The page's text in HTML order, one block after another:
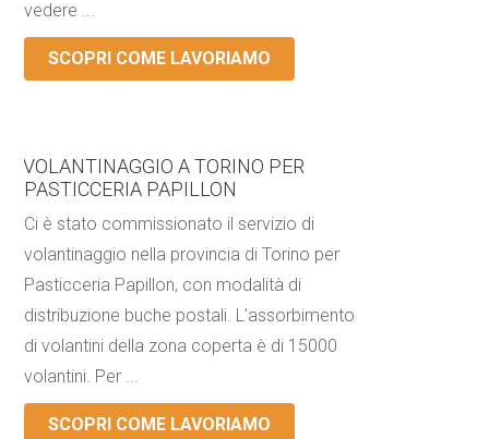
vedere ...
SCOPRI COME LAVORIAMO
VOLANTINAGGIO A TORINO PER
PASTICCERIA PAPILLON
Ci è stato commissionato il servizio di
volantinaggio nella provincia di Torino per
Pasticceria Papillon, con modalità di
distribuzione buche postali. L’assorbimento
di volantini della zona coperta è di 15000
volantini. Per ...
SCOPRI COME LAVORIAMO